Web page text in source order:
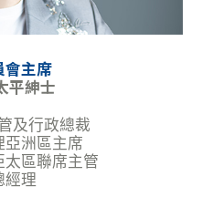
會主席
平紳士
及行政總裁
洲區主席
區聯席主管
經理